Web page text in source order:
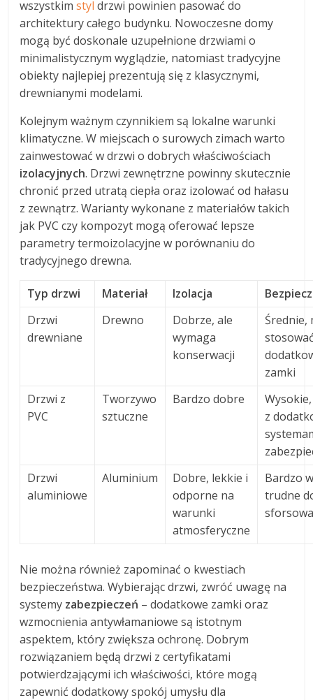
wszystkimstyl drzwi powinien pasować do
architektury całego budynku. Nowoczesne domy
mogą być doskonale uzupełnione drzwiami o
minimalistycznym wyglądzie, natomiast tradycyjne
obiekty najlepiej prezentują się z klasycznymi,
drewnianymi modelami.
Kolejnym ważnym czynnikiem są lokalne warunki
klimatyczne. W miejscach o surowych zimach warto
zainwestować w drzwi o dobrych właściwościach
izolacyjnych. Drzwi zewnętrzne powinny skutecznie
chronić przed utratą ciepła oraz izolować od hałasu
z zewnątrz. Warianty wykonane z materiałów takich
jak PVC czy kompozyt mogą oferować lepsze
parametry termoizolacyjne w porównaniu do
tradycyjnego drewna.
Typ drzwi Materiał Izolacja
Drzwi
drewniane
Drewno
Dobrze, ale
wymaga
konserwacji
Średnie,
zamki
Drzwi z
PVC
Tworzywo
sztuczne
Bardzo dobre
z
Drzwi
aluminiowe
Aluminium
Dobre, lekkie i
odporne na
warunki
atmosferyczne
Bardzo
trudne
Nie można również zapominać o kwestiach
bezpieczeństwa. Wybierając drzwi, zwróć uwagę na
systemy zabezpieczeń – dodatkowe zamki oraz
wzmocnienia antywłamaniowe są istotnym
aspektem, który zwiększa ochronę. Dobrym
rozwiązaniem będą drzwi z certyfikatami
potwierdzającymi ich właściwości, które mogą
zapewnić dodatkowy spokój umysłu dla